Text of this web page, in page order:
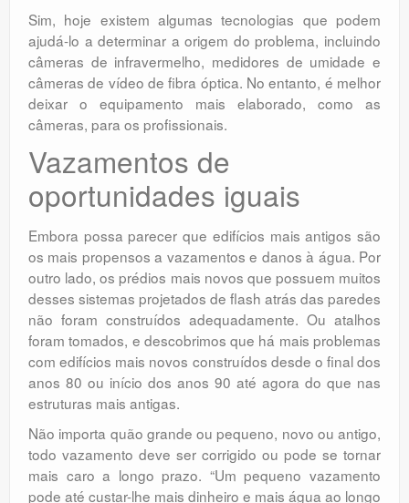
Sim, hoje existem algumas tecnologias que podem
ajudá-lo a determinar a origem do problema, incluindo
câmeras de infravermelho, medidores de umidade e
câmeras de vídeo de fibra óptica. No entanto, é melhor
deixar o equipamento mais elaborado, como as
câmeras, para os profissionais.
Vazamentos de
oportunidades iguais
Embora possa parecer que edifícios mais antigos são
os mais propensos a vazamentos e danos à água. Por
outro lado, os prédios mais novos que possuem muitos
desses sistemas projetados de flash atrás das paredes
não foram construídos adequadamente. Ou atalhos
foram tomados, e descobrimos que há mais problemas
com edifícios mais novos construídos desde o final dos
anos 80 ou início dos anos 90 até agora do que nas
estruturas mais antigas.
Não importa quão grande ou pequeno, novo ou antigo,
todo vazamento deve ser corrigido ou pode se tornar
mais caro a longo prazo. “Um pequeno vazamento
pode até custar-lhe mais dinheiro e mais água ao longo